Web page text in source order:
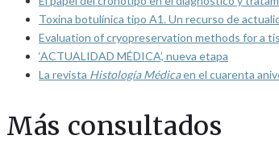
Toxina botulínica tipo A1. Un recurso de
Evaluation of cryopreservation methods for a
‘ACTUALIDAD MÉDICA’, nueva etapa
La revista Histología Médicaen el cuarenta
Más consultados